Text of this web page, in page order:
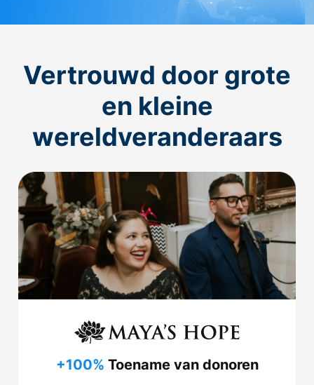
Vertrouwd door grote
en kleine
wereldveranderaars
+100% Toename van donoren